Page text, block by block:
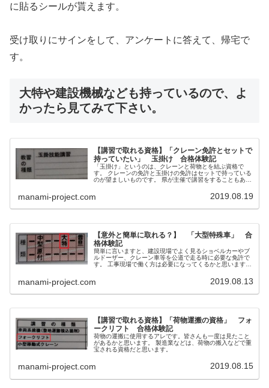
に貼るシールが貰えます。
受け取りにサインをして、アンケートに答えて、帰宅で
す。
大特や建設機械なども持っているので、よ
かったら見てみて下さい。
【講習で取れる資格】「クレーン免許とセットで
持っていたい」 玉掛け 合格体験記
「玉掛け」というのは、クレーンと荷物とを結ぶ資格で
す。 クレーンの免許と玉掛けの免許はセットで持っている
のが望ましいものです。 県が主催で講習をすることもあ
manami-project.com 2019.08.19
【意外と簡単に取れる？】 「大型特殊車」 合
格体験記
簡単に言いますと、建設現場でよく見るショベルカーやブ
ルドーザー、クレーン車等を公道で走る時に必要な免許で
す。 工事現場で働く方は必要になってくるかと思います。
manami-project.com 2019.08.13
【講習で取れる資格】「荷物運搬の資格」 フォ
ークリフト 合格体験記
荷物の運搬に使用するアレです。皆さんも一度は見たこと
があるかと思います。 製造業などは、荷物の搬入などで重
宝される資格だと思います。
manami-project.com 2019.08.15